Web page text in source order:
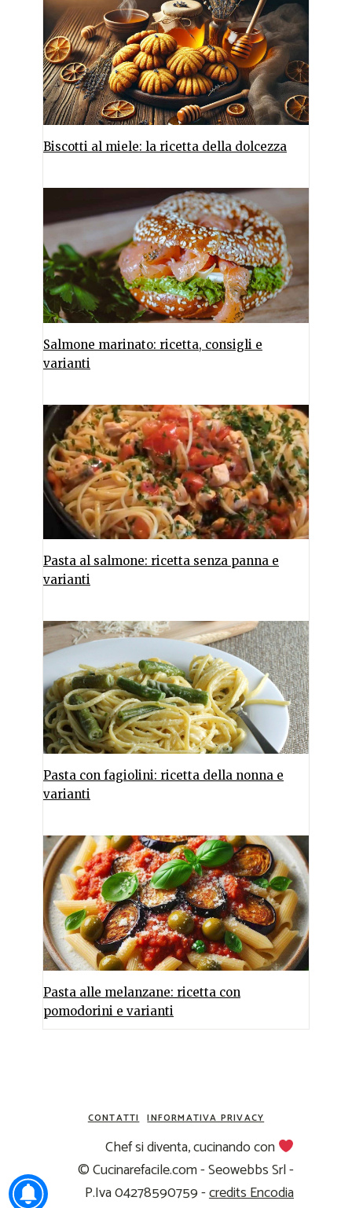
Biscotti al miele: la ricetta della dolcezza
Salmone marinato: ricetta, consigli e
varianti
Pasta al salmone: ricetta senza panna e
varianti
Pasta con fagiolini: ricetta della nonna e
varianti
Pasta alle melanzane: ricetta con
pomodorini e varianti
CONTATTI INFORMATIVA PRIVACY
Chef si diventa, cucinando con
© Cucinarefacile.com - Seowebbs Srl -
P.Iva 04278590759 -credits Encodia